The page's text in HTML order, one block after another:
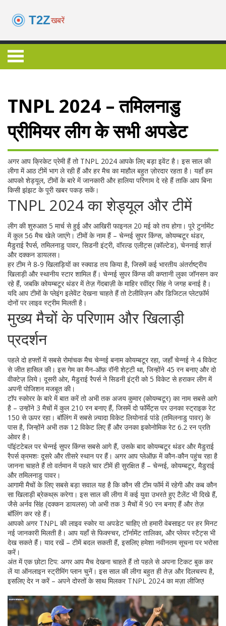
TNPL 2024 – तमिलनाडु
प्रीमियर लीग के सभी अपडेट
अगर आप क्रिकेट प्रेमी हैं तो TNPL 2024 आपके लिए बड़ा इवेंट है। इस साल की
लीगा में आठ टीमें भाग ले रही हैं और हर मैच का माहौल बहुत ज़ोरदार रहता है। यहाँ हम
आपको शेड्यूल, टीमों के बारे में जानकारी और हालिया परिणाम दे रहे हैं ताकि आप बिना
किसी झंझट के पूरी खबर पकड़ सकें।
TNPL 2024 का शेड्यूल और टीमें
लीग की शुरुआत 5 मार्च से हुई और आखिरी फाइनल 20 मई को तय होगा। पूरे टुर्नामेंट
में कुल 56 मैच खेले जाएंगे। टीमों के नाम हैं – चेन्नई सुपर किंग्स, कोयम्बटूर थंडर,
मैडुराई रैपर्स, तमिलनाडु पावर, सिडनी इंट्री, वॉरल्ड एलीट्स (कॉल्टेड), चेननाई शार्ज़
और दक्कन डायलस।
हर टीम ने 8‑9 खिलाड़ियों का स्क्वाड तय किया है, जिसमें कई भारतीय अंतर्राष्ट्रीय
खिलाड़ी और स्थानीय स्टार शामिल हैं। चेन्नई सुपर किंग्स की कप्तानी लुका जॉनसन कर
रहे हैं, जबकि कोयम्बटूर थंडर में तेज़ गेंदबाज़ी के माहिर रवींद्र सिंह ने जगह बनाई है।
यदि आप टीमों के प्लेइंग इलेवेंट देखना चाहते हैं तो टेलीविज़न और डिजिटल प्लेटफ़ॉर्म
दोनों पर लाइव स्ट्रीम मिलती है।
मुख्य मैचों के परिणाम और खिलाड़ी
प्रदर्शन
पहले दो हफ्तों में सबसे रोमांचक मैच चेन्नई बनाम कोयम्बटूर रहा, जहाँ चेन्नई ने 4 विकेट
से जीत हासिल की। इस गेम का मैन‑ऑफ़ रॉनी शेट्टी था, जिन्होंने 45 रन बनाए और दो
वीक्टेज़ लिये। दूसरी ओर, मैडुराई रैपर्स ने सिडनी इंट्री को 5 विकेट से हराकर लीग में
अपनी पोजिशन मजबूत की।
टॉप स्कोरर के बारे में बात करें तो अभी तक अजय कुमार (कोयम्बटूर) का नाम सबसे आगे
है – उन्होंने 3 मैचों में कुल 210 रन बनाए हैं, जिसमें दो फॉर्मेट्स पर उनका स्ट्राइक रेट
150 से ऊपर रहा। बॉलिंग में सबसे ज़्यादा विकेट लियोनार्ड पांडे (तमिलनाडु पावर) के
पास है, जिन्होंने अभी तक 12 विकेट लिए हैं और उनका इकोनोमिक रेट 6.2 रन प्रति
ओवर है।
पॉइंटटेबल पर चेन्नई सुपर किंग्स सबसे आगे हैं, उसके बाद कोयम्बटूर थंडर और मैडुराई
रैपर्स क्रमशः दूसरे और तीसरे स्थान पर हैं। अगर आप प्लेऑफ़ में कौन-कौन पहुंच रहा है
जानना चाहते हैं तो वर्तमान में पहले चार टीमें ही सुरक्षित हैं – चेन्नई, कोयम्बटूर, मैडुराई
और तमिलनाडु पावर।
आगामी मैचों के लिए सबसे बड़ा सवाल यह है कि कौन सी टीम फॉर्म में रहेगी और कब कौन
सा खिलाड़ी ब्रेकथ्रू करेगा। इस साल की लीगा में कई युवा उभरते हुए टैलेंट भी दिखे हैं,
जैसे अर्नव सिंह (दक्कन डायलस) जो अभी तक 3 मैचों में 90 रन बनाए हैं और तेज़
बॉलिंग कर रहे हैं।
आपको अगर TNPL की लाइव स्कोर या अपडेट चाहिए तो हमारी वेबसाइट पर हर मिनट
नई जानकारी मिलती है। आप यहाँ से फिक्स्चर, टॉर्नामेंट तालिका, और प्लेयर स्टैट्स भी
देख सकते हैं। याद रखें – टीमें बदल सकती हैं, इसलिए हमेशा नवीनतम सूचना पर भरोसा
करें।
अंत में एक छोटा टिप: अगर आप मैच देखना चाहते हैं तो पहले से अपना टिकट बुक कर
लें या ऑनलाइन स्ट्रीमिंग प्लान चुनें। इस साल की लीगा बहुत ही तेज़ और दिलचस्प है,
इसलिए देर न करें – अपने दोस्तों के साथ मिलकर TNPL 2024 का मज़ा लीजिए!